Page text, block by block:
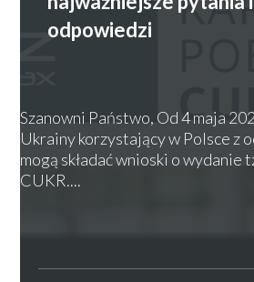
odpowiedzi
Szanowni Państwo, Od 4 maja
Ukrainy korzystający w Polsce z
mogą składać wnioski o wydanie
CUKR....